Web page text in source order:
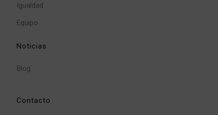
Igualdad
Equipo
Noticias
Blog
Contacto